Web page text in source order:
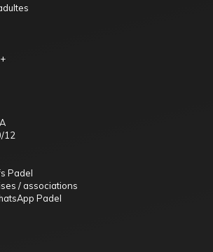
12
Padel
/ associations
Padel